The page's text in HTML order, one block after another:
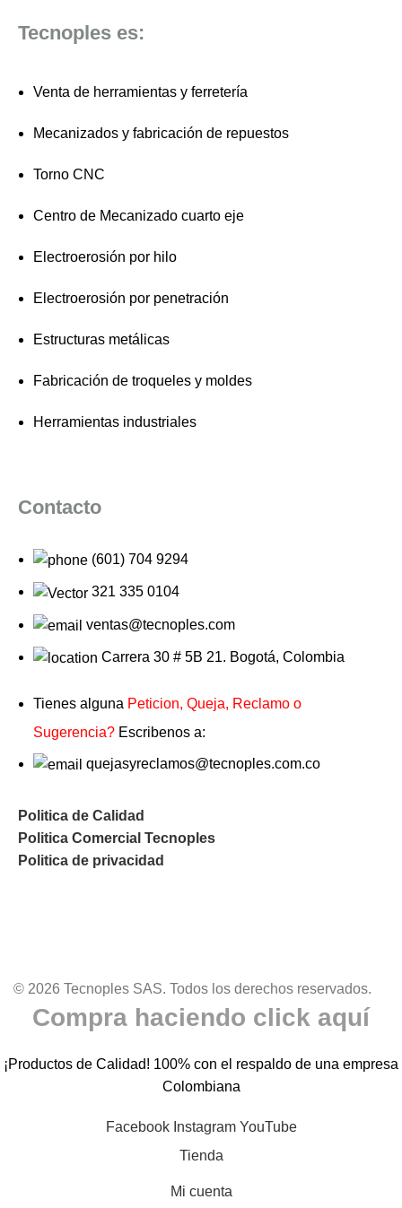
Tecnoples es:
Venta de herramientas y ferretería
Mecanizados y fabricación de repuestos
Torno CNC
Centro de Mecanizado cuarto eje
Electroerosión por hilo
Electroerosión por penetración
Estructuras metálicas
Fabricación de troqueles y moldes
Herramientas industriales
Contacto
(601) 704 9294
321 335 0104
ventas@tecnoples.com
Carrera 30 # 5B 21. Bogotá, Colombia
Tienes alguna Peticion, Queja, Reclamo o
Sugerencia? Escribenos a:
quejasyreclamos@tecnoples.com.co
Politica de Calidad
Politica Comercial Tecnoples
Politica de privacidad
© 2026 Tecnoples SAS. Todos los derechos reservados.
Compra haciendo click aquí
¡Productos de Calidad! 100% con el respaldo de una empresa
Colombiana
Facebook Instagram YouTube
Tienda
Mi cuenta